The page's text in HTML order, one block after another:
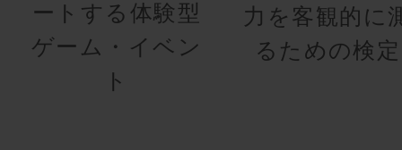
ートする体験型
ゲーム・イベン
ト
力を客観的に
るための検定